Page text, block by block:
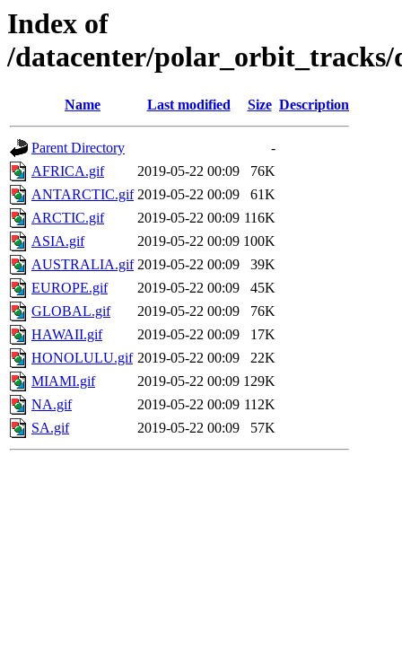
Index of
/datacenter/polar_orbit_tracks/
Name Last modified Size Description
Parent Directory
-
AFRICA.gif
2019-05-22 00:09
76K
ANTARCTIC.gif 2019-05-22 00:09
61K
ARCTIC.gif
2019-05-22 00:09 116K
ASIA.gif
2019-05-22 00:09 100K
AUSTRALIA.gif 2019-05-22 00:09
39K
EUROPE.gif
2019-05-22 00:09
45K
GLOBAL.gif
2019-05-22 00:09
76K
HAWAII.gif
2019-05-22 00:09
17K
HONOLULU.gif 2019-05-22 00:09
22K
MIAMI.gif
2019-05-22 00:09 129K
NA.gif
2019-05-22 00:09 112K
SA.gif
2019-05-22 00:09 57K